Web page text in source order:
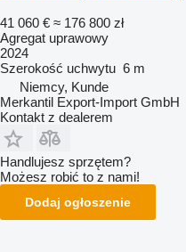
41 060 € ≈ 176 800 zł
Agregat uprawowy
2024
Szerokość uchwytu 6 m
Niemcy, Kunde
Merkantil Export-Import GmbH
Kontakt z dealerem
Handlujesz sprzętem?
Możesz robić to z nami!
Dodaj ogłoszenie